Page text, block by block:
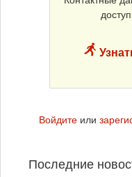
Войдите или
Последние